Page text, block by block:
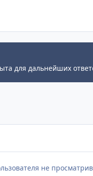
для дальнейших
не